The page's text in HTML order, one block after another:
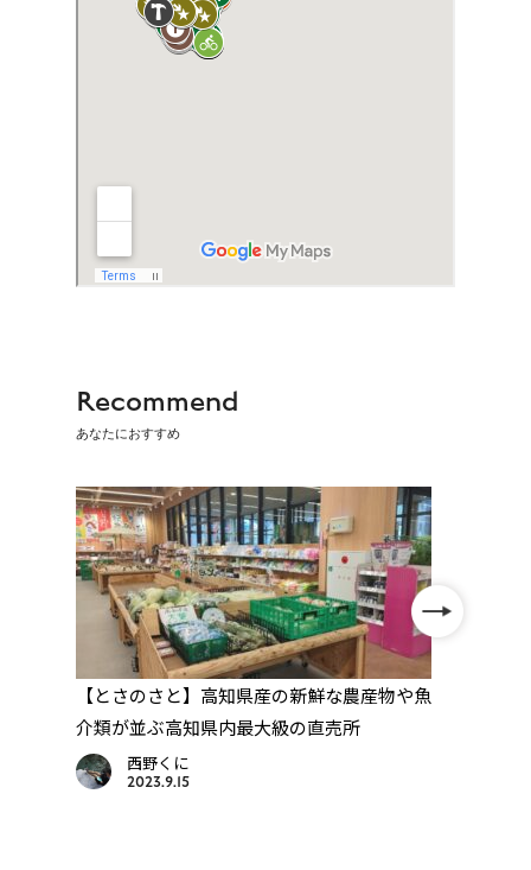
Recommend
あなたにおすすめ
【とさのさと】高知県産の新鮮な農産物や魚
介類が並ぶ高知県内最大級の直売所
西野くに
2023.9.15